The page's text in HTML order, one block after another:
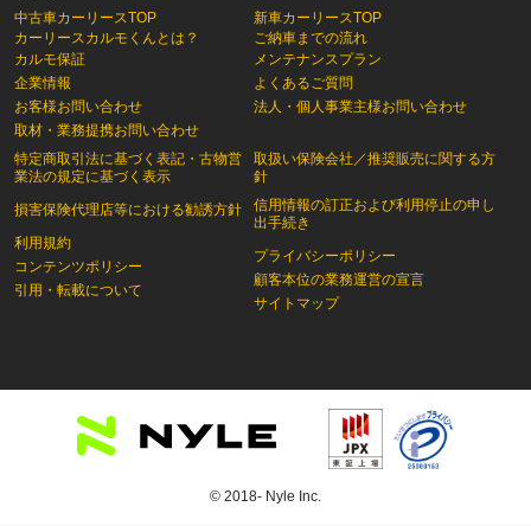
中古車カーリースTOP
カーリースカルモくんとは？
新車カーリースTOP
ご納車までの流れ
カルモ保証
企業情報
お客様お問い合わせ
取材・業務提携お問い合わせ
特定商取引法に基づく表記・古物営
業法の規定に基づく表示
損害保険代理店等における勧誘方針
利用規約
コンテンツポリシー
引用・転載について
メンテナンスプラン
よくあるご質問
法人・個人事業主様お問い合わせ
取扱い保険会社／推奨販売に関する方
針
信用情報の訂正および利用停止の申し
出手続き
プライバシーポリシー
顧客本位の業務運営の宣言
サイトマップ
© 2018- Nyle Inc.